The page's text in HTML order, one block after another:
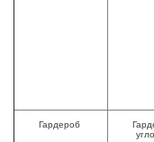
Гардероб